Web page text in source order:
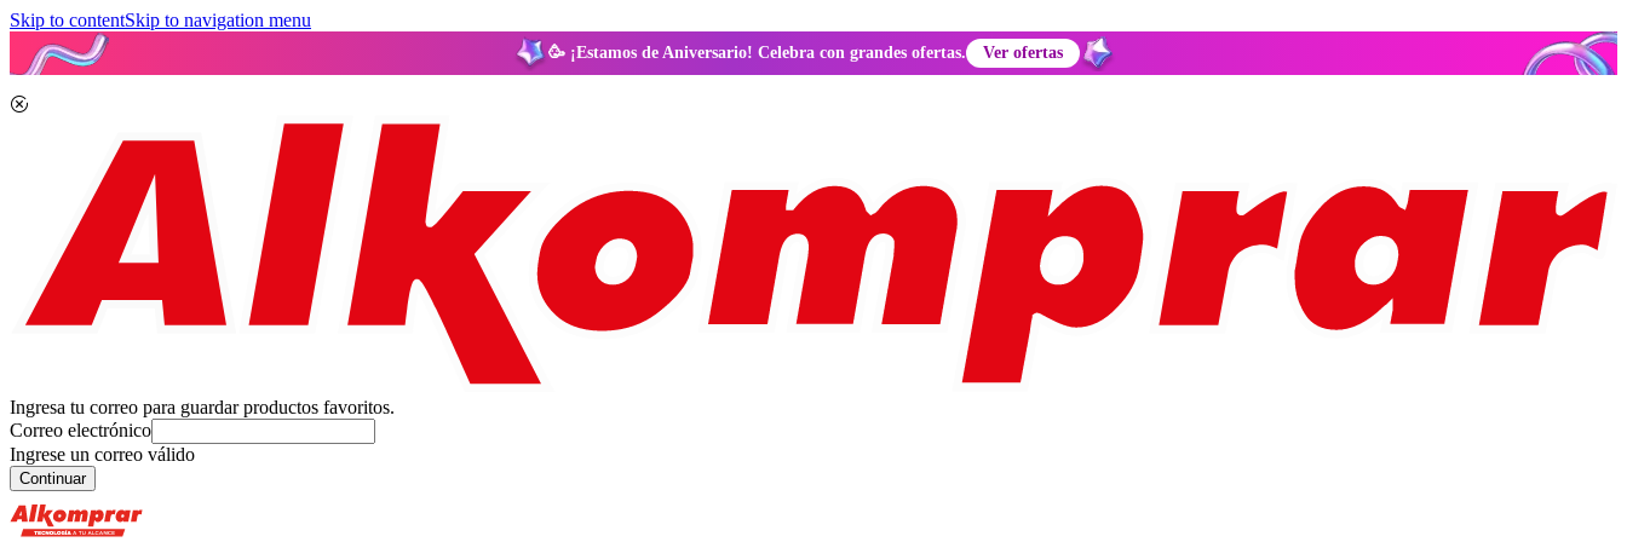
Skip to contentSkip to navigation menu
🥳 ¡Estamos de Aniversario! Celebra con grandes ofertas. Ver ofertas
Ingresa tu correo para guardar productos favoritos.
Correo electrónico
Ingrese un correo válido
Continuar